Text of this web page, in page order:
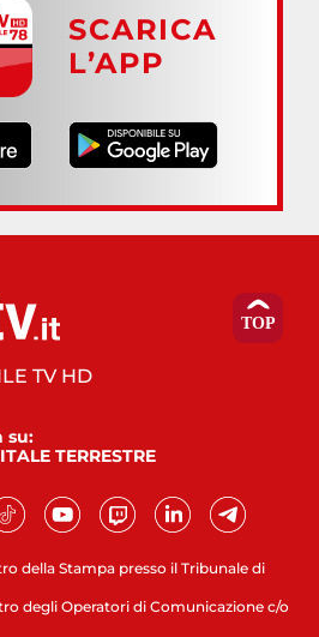
SCARICA
L’APP
della Stampa presso il Tribunale di
degli Operatori di Comunicazione c/o
TV HD
su:
TERRESTRE